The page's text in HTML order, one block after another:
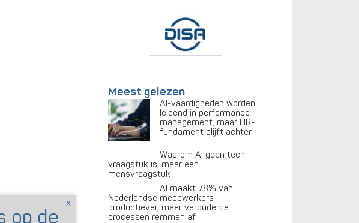
Meest gelezen
AI-vaardigheden worden
leidend in performance
management, maar HR-
fundament blijft achter
Waarom AI geen tech-
vraagstuk is, maar een
mensvraagstuk
AI maakt 78% van
Nederlandse medewerkers
productiever, maar verouderde
processen remmen af